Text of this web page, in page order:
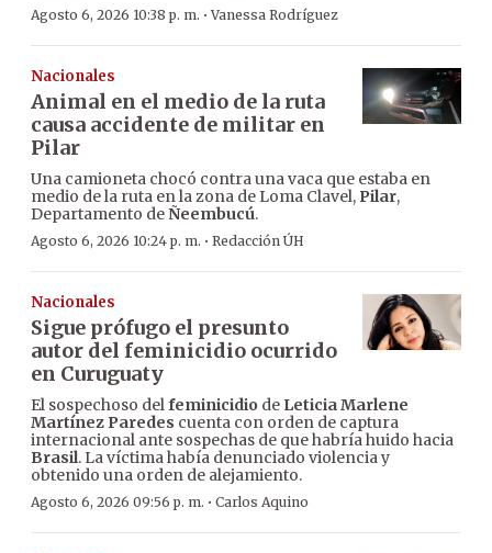
Agosto 6, 2026 10:38 p. m. ·Vanessa Rodríguez
Nacionales
Animal en el medio de la ruta
causa accidente de militar en
Pilar
Una camioneta chocó contra una vaca que estaba en
medio de la ruta en la zona de Loma Clavel, Pilar,
Departamento deÑeembucú.
Agosto 6, 2026 10:24 p. m. · Redacción ÚH
Nacionales
Sigue prófugo el presunto
autor del feminicidio ocurrido
en Curuguaty
El sospechoso delfeminicidio de Leticia Marlene
Martínez Paredes cuenta con orden de captura
internacional ante sospechas de que habría huido hacia
Brasil. La víctima había denunciado violencia y
obtenido una orden de alejamiento.
Agosto 6, 2026 09:56 p. m. · Carlos Aquino